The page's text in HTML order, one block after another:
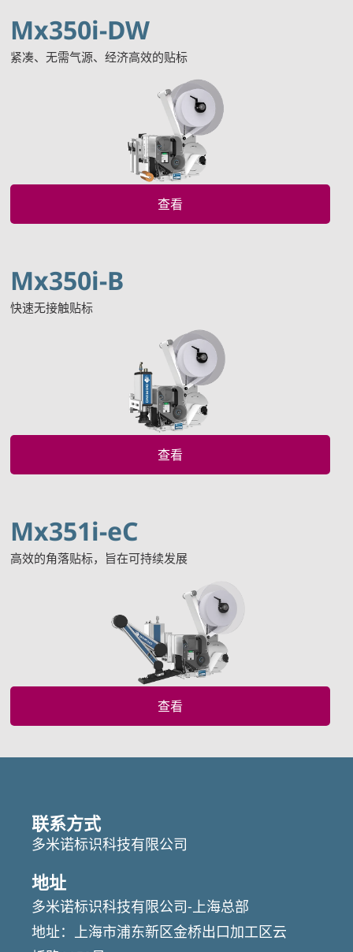
Mx350i-DW
紧凑、无需气源、经济高效的贴标
查看
Mx350i-B
快速无接触贴标
查看
Mx351i-eC
高效的角落贴标，旨在可持续发展
查看
联系方式
多米诺标识科技有限公司
地址
多米诺标识科技有限公司-上海总部
地址：上海市浦东新区金桥出口加工区云